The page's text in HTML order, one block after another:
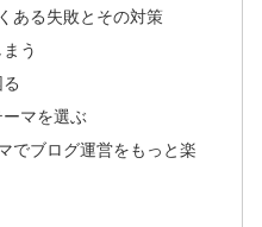
ある失敗とその対策
う
マを選ぶ
でブログ運営をもっと楽